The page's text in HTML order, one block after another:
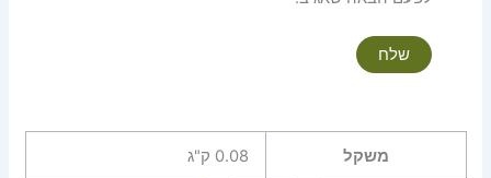
משקל
0.08 ק"ג